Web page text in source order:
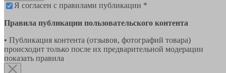
Я согласен с правилами публикации *
Правила публикации пользовательского контента
• Публикация контента (отзывов, фотографий товара)
происходит только после их предварительной модерации
показать правила